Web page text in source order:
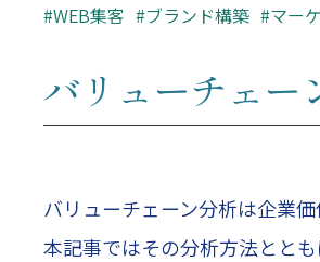
#WEB集客 #ブランド構築 #マー
バリューチェー
バリューチェーン分析は企業
本記事ではその分析方法とと